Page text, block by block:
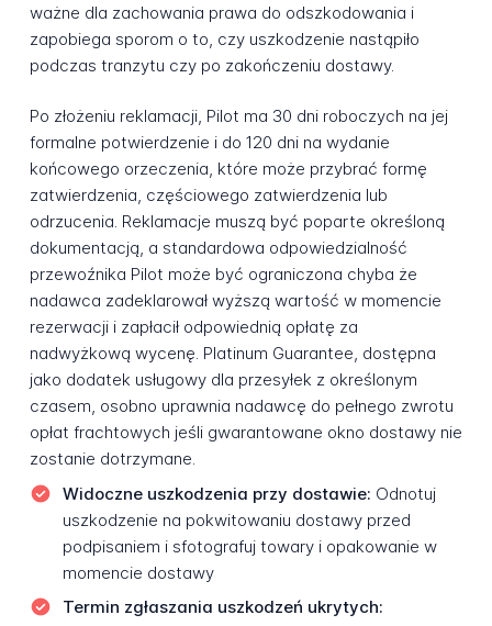
ważne dla zachowania prawa do odszkodowania i
zapobiega sporom o to, czy uszkodzenie nastąpiło
podczas tranzytu czy po zakończeniu dostawy.
Po złożeniu reklamacji, Pilot ma 30 dni roboczych na jej
formalne potwierdzenie i do 120 dni na wydanie
końcowego orzeczenia, które może przybrać formę
zatwierdzenia, częściowego zatwierdzenia lub
odrzucenia. Reklamacje muszą być poparte określoną
dokumentacją, a standardowa odpowiedzialność
przewoźnika Pilot może być ograniczona chyba że
nadawca zadeklarował wyższą wartość w momencie
rezerwacji i zapłacił odpowiednią opłatę za
nadwyżkową wycenę. Platinum Guarantee, dostępna
jako dodatek usługowy dla przesyłek z określonym
czasem, osobno uprawnia nadawcę do pełnego zwrotu
opłat frachtowych jeśli gwarantowane okno dostawy nie
zostanie dotrzymane.
Widoczne uszkodzenia przy dostawie: Odnotuj
uszkodzenie na pokwitowaniu dostawy przed
podpisaniem i sfotografuj towary i opakowanie w
momencie dostawy
Termin zgłaszania uszkodzeń ukrytych: